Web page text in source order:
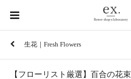
生花｜Fresh Flowers
【フローリスト厳選】百合の花束